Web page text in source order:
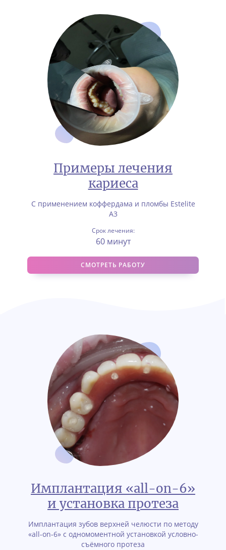
Примеры лечения
кариеса
С применением коффердама и пломбы Estelite
А3
Срок лечения:
60 минут
СМОТРЕТЬ РАБОТУ
Имплантация «all-on-6»
и установка протеза
Имплантация зубов верхней челюсти по методу
«all-on-6» с одномоментной установкой условно-
съёмного протеза